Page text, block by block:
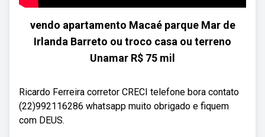
vendo apartamento Macaé parque Mar de
Irlanda Barreto ou troco casa ou terreno
Unamar R$ 75 mil
Ricardo Ferreira corretor CRECI telefone bora contato
(22)992116286 whatsapp muito obrigado e fiquem
com DEUS.